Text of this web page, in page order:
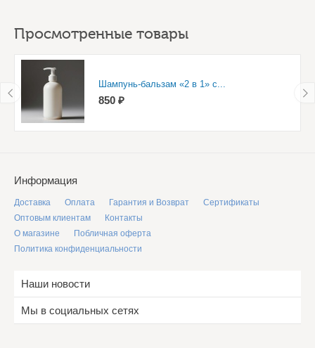
Просмотренные товары
Шампунь-бальзам «2 в 1» с...
850 ₽
Информация
Доставка Оплата Гарантия и Возврат
Сертификаты
Оптовым клиентам
Контакты
О магазине
Побличная оферта
Политика конфиденциальности
Наши новости
Мы в социальных сетях